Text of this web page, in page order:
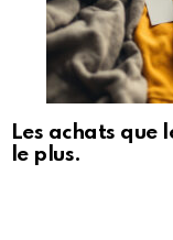
Les achats que
le plus.